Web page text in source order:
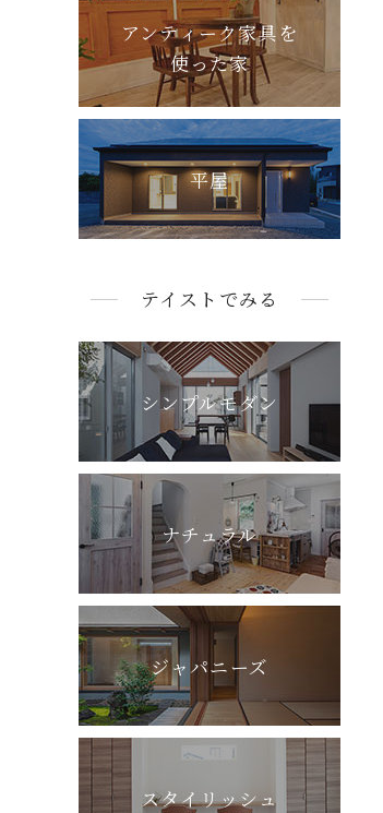
アンティーク家具を
使った家
平屋
テイストでみる
シンプルモダン
ナチュラル
ジャパニーズ
スタイリッシュ